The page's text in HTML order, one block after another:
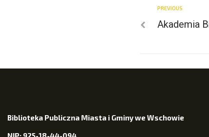
PREVIOUS
Akademia
Biblioteka Publiczna Miasta i Gminy we Wschowie